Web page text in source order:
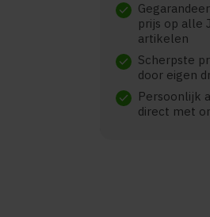
check
prijs op alle
artikelen
check Scherpste
door eigen
check
Persoonlijk
direct met